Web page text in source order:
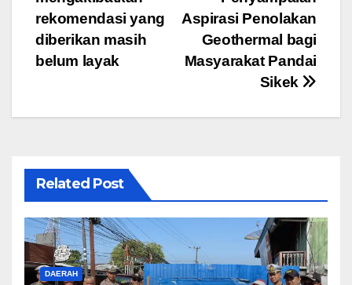
k
Aspirasi Penolakan
Geothermal bagi
Masyarakat Pandai
Sikek
rekomendasi yang
diberikan masih
belum layak
Related Post
DAERAH